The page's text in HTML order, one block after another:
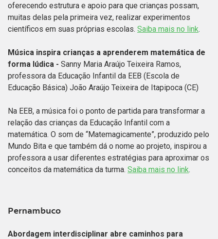
oferecendo estrutura e apoio para que crianças possam,
muitas delas pela primeira vez, realizar experimentos
científicos em suas próprias escolas. Saiba mais no link.
Música inspira crianças a aprenderem matemática de
forma lúdica - Sanny Maria Araújo Teixeira Ramos,
professora da Educação Infantil da EEB (Escola de
Educação Básica) João Araújo Teixeira de Itapipoca (CE)
Na EEB, a música foi o ponto de partida para transformar a
relação das crianças da Educação Infantil com a
matemática. O som de “Matemagicamente”, produzido pelo
Mundo Bita e que também dá o nome ao projeto, inspirou a
professora a usar diferentes estratégias para aproximar os
conceitos da matemática da turma. Saiba mais no link.
Pernambuco
Abordagem interdisciplinar abre caminhos para